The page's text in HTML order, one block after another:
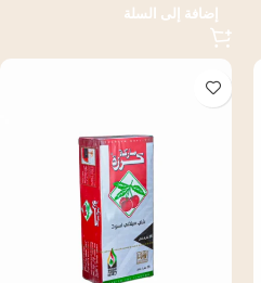
إضافة إلى السلة